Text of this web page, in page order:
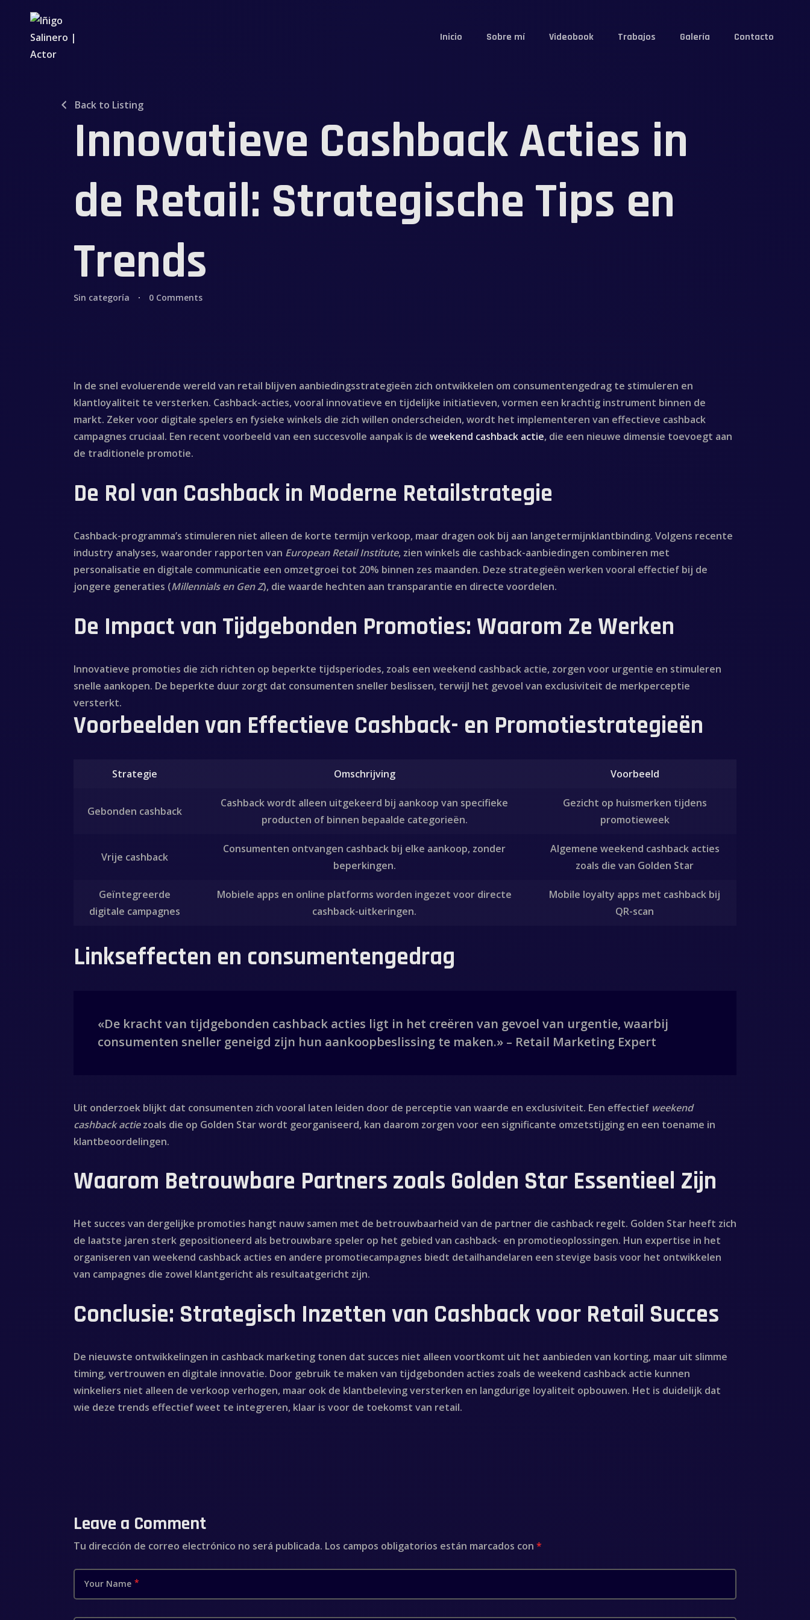
Inicio Sobre mí Videobook Trabajos Galería Contacto
Back to Listing
Innovatieve Cashback Acties in
de Retail: Strategische Tips en
Trends
Sin categoría 0 Comments
In de snel evoluerende wereld van retail blijven aanbiedingsstrategieën zich ontwikkelen om consumentengedrag te stimuleren en
klantloyaliteit te versterken. Cashback-acties, vooral innovatieve en tijdelijke initiatieven, vormen een krachtig instrument binnen de
markt. Zeker voor digitale spelers en fysieke winkels die zich willen onderscheiden, wordt het implementeren van effectieve cashback
campagnes cruciaal. Een recent voorbeeld van een succesvolle aanpak is de weekend cashback actie, die een nieuwe dimensie toevoegt aan
de traditionele promotie.
De Rol van Cashback in Moderne Retailstrategie
Cashback-programma’s stimuleren niet alleen de korte termijn verkoop, maar dragen ook bij aan langetermijnklantbinding. Volgens recente
industry analyses, waaronder rapporten van European Retail Institute, zien winkels die cashback-aanbiedingen combineren met
personalisatie en digitale communicatie een omzetgroei tot 20% binnen zes maanden. Deze strategieën werken vooral effectief bij de
jongere generaties (Millennials en Gen Z), die waarde hechten aan transparantie en directe voordelen.
De Impact van Tijdgebonden Promoties: Waarom Ze Werken
Innovatieve promoties die zich richten op beperkte tijdsperiodes, zoals een weekend cashback actie, zorgen voor urgentie en stimuleren
snelle aankopen. De beperkte duur zorgt dat consumenten sneller beslissen, terwijl het gevoel van exclusiviteit de merkperceptie
versterkt.
Voorbeelden van Effectieve Cashback- en Promotiestrategieën
Strategie Omschrijving Voorbeeld
Gebonden cashback
Cashback wordt alleen uitgekeerd bij aankoop van specifieke
producten of binnen bepaalde categorieën.
Gezicht op huismerken tijdens
promotieweek
Vrije cashback
Consumenten ontvangen cashback bij elke aankoop, zonder
beperkingen.
Algemene weekend cashback acties
zoals die van Golden Star
Geïntegreerde
digitale campagnes
Mobiele apps en online platforms worden ingezet voor directe
cashback-uitkeringen.
Mobile loyalty apps met cashback bij
QR-scan
Linkseffecten en consumentengedrag
«De kracht van tijdgebonden cashback acties ligt in het creëren van gevoel van urgentie, waarbij
consumenten sneller geneigd zijn hun aankoopbeslissing te maken.» – Retail Marketing Expert
Uit onderzoek blijkt dat consumenten zich vooral laten leiden door de perceptie van waarde en exclusiviteit. Een effectief weekend
cashback actiezoals die op Golden Star wordt georganiseerd, kan daarom zorgen voor een significante omzetstijging en een toename in
klantbeoordelingen.
Waarom Betrouwbare Partners zoals Golden Star Essentieel Zijn
Het succes van dergelijke promoties hangt nauw samen met de betrouwbaarheid van de partner die cashback regelt. Golden Star heeft zich
de laatste jaren sterk gepositioneerd als betrouwbare speler op het gebied van cashback- en promotieoplossingen. Hun expertise in het
organiseren van weekend cashback acties en andere promotiecampagnes biedt detailhandelaren een stevige basis voor het ontwikkelen
van campagnes die zowel klantgericht als resultaatgericht zijn.
Conclusie: Strategisch Inzetten van Cashback voor Retail Succes
De nieuwste ontwikkelingen in cashback marketing tonen dat succes niet alleen voortkomt uit het aanbieden van korting, maar uit slimme
timing, vertrouwen en digitale innovatie. Door gebruik te maken van tijdgebonden acties zoals de weekend cashback actie kunnen
winkeliers niet alleen de verkoop verhogen, maar ook de klantbeleving versterken en langdurige loyaliteit opbouwen. Het is duidelijk dat
wie deze trends effectief weet te integreren, klaar is voor de toekomst van retail.
Leave a Comment
Tu dirección de correo electrónico no será publicada. Los campos obligatorios están marcados con *
Your Name